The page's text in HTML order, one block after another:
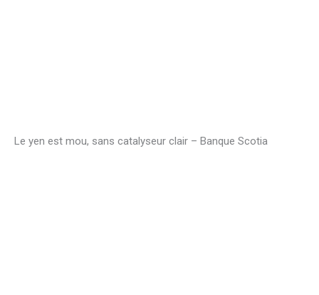
Le yen est mou, sans catalyseur clair – Banque Scotia